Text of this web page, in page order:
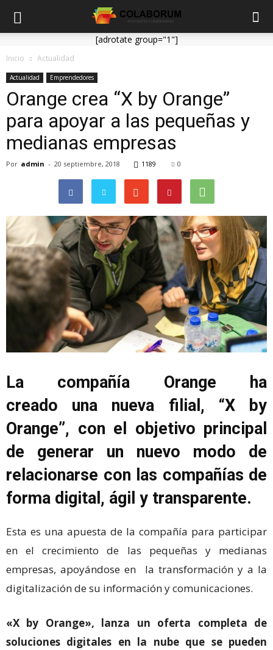
[adrotate group="1"]
Inicio Actualidad
Actualidad Emprendedores
Orange crea “X by Orange”
para apoyar a las pequeñas y
medianas empresas
Por admin - 20 septiembre, 2018 1189 0
La compañía Orange ha
creado una nueva filial, “X by
Orange”, con el objetivo principal
de generar un nuevo modo de
relacionarse con las compañías de
forma digital, ágil y transparente.
Esta es una apuesta de la compañía para participar
en el crecimiento de las pequeñas y medianas
empresas, apoyándose en la transformación y a la
digitalización de su información y comunicaciones.
«X by Orange», lanza un oferta completa de
soluciones digitales en la nube que se pueden